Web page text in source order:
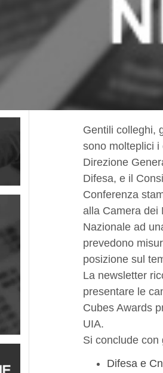
Gentili colleghi,
sono molteplici
Direzione
Difesa, e il
Conferenza
alla Camera dei
Nazionale ad
prevedono
posizione sul
La newsletter
presentare le
Cubes Awards
UIA.
Si conclude con
Difesa e